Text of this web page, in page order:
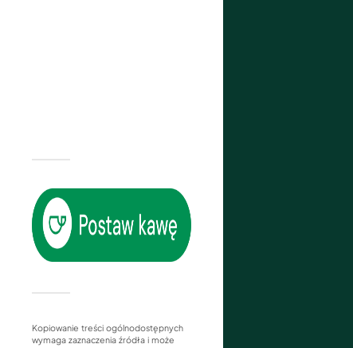
Kopiowanie treści ogólnodostępnych
wymaga zaznaczenia źródła i może